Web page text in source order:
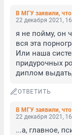
22 декабря 2021,
я не пойму, он
вся эта
Или наша
придурочных
диплом
ОТВЕТИТЬ
22 декабря 2021,
...а, главное,